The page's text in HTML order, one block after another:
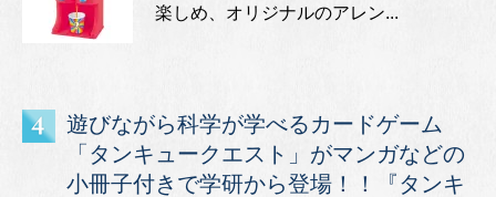
楽しめ、オリジナルのアレン...
遊びながら科学が学べるカードゲーム
「タンキュークエスト」がマンガなどの
小冊子付きで学研から登場！！『タンキ